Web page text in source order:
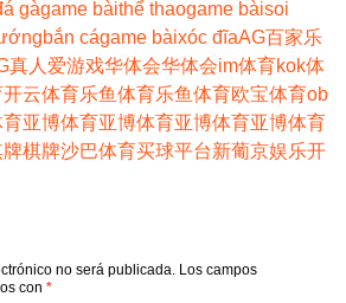
gàgame bàithể thaogame bàisoi
bắn cágame bàixóc đĩaAG百家乐
真人 爱游戏华体会华体会im体育kok体
开云体育乐鱼体育乐鱼体育欧宝体育ob
育亚博体育亚博体育亚博体育亚博体育
牌棋牌沙巴体育买球平台新葡京娱乐开
no será publicada. Los campos
con *